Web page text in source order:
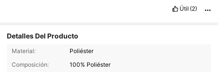
Útil (2)
Detalles Del Producto
Material:
Poliéster
Composición:
100% Poliéster